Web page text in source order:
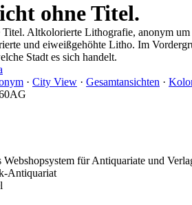
ohne Titel.
Titel. Altkolorierte Lithografie, anonym
und eiweißgehöhte Litho. Im
Stadt es sich handelt.
· City View · Gesamtansichten ·
Webshopsystem für Antiquariate und
Antiquariat